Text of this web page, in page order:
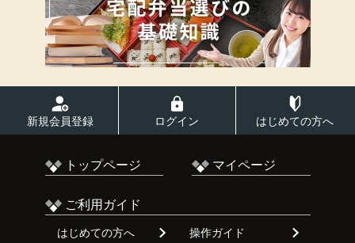
新規会員登録 ログイン はじめての方へ
トップページ マイページ
ご利用ガイド
はじめての方へ
操作ガイド